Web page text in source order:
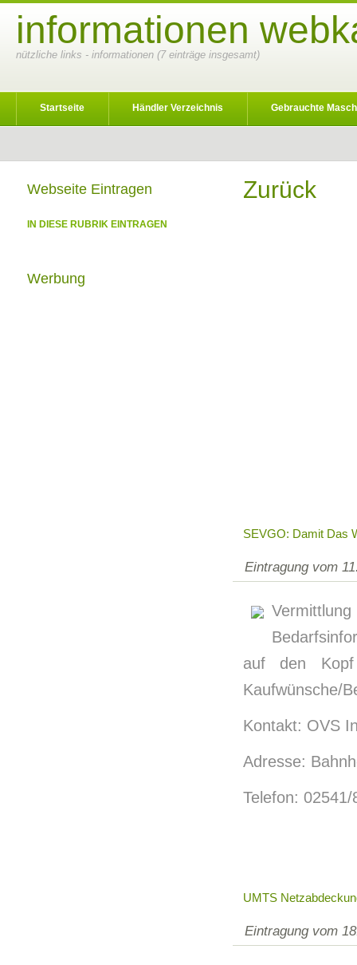
informationen
nützliche links - informationen (7 einträge insgesamt)
Startseite Händler Verzeichnis Gebrauchte
Zurück
SEVGO: Damit Das
Eintragung vom
auf den Kopf
Kaufwünsche/
Kontakt: OVS
Adresse:
Telefon:
UMTS
Eintragung vom
Webseite Eintragen
IN DIESE RUBRIK EINTRAGEN
Werbung